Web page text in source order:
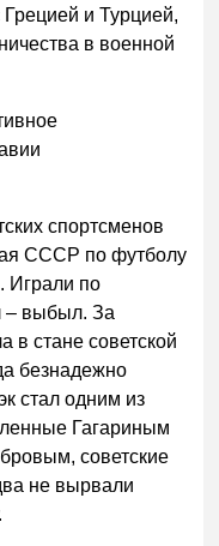
и Турцией,
в военной
спортсменов
СССР по футболу
Играли по
– выбыл. За
в стане советской
безнадежно
стал одним из
Гагариным
советские
не вырвали